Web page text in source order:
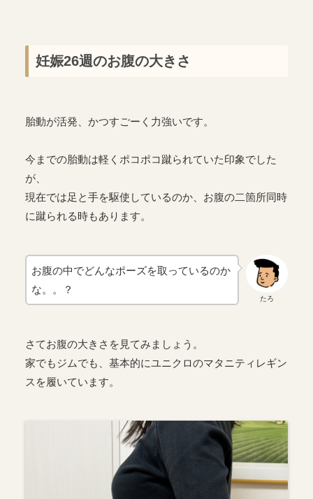
妊娠26週のお腹の大きさ
胎動が活発、かつすごーく力強いです。
今までの胎動は軽くポコポコ蹴られていた印象でした
が、
現在では足と手を駆使しているのか、お腹の二箇所同時
に蹴られる時もあります。
たろ
お腹の中でどんなポーズを取っているのか
な。。？
さてお腹の大きさを見てみましょう。
家でもジムでも、基本的にユニクロのマタニティレギン
スを履いています。